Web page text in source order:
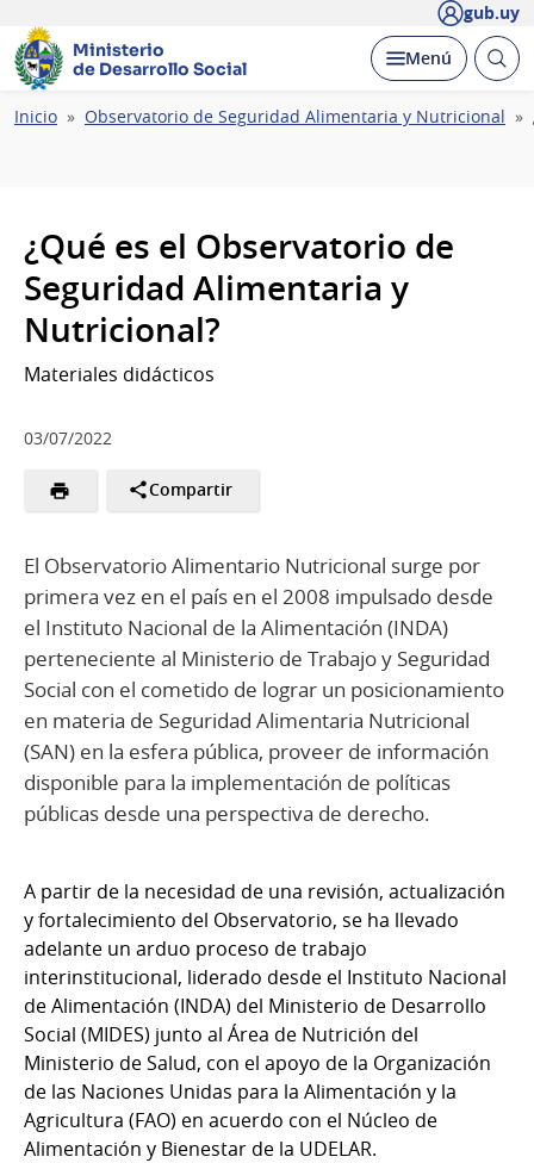
gub.uy
Ministerio
de Desarrollo Social
Desplegar
Menú Abrir
Ruta
Inicio Observatorio de Seguridad Alimentaria y Nutricional
¿Qué es el Observatorio de
Seguridad Alimentaria y
Nutricional?
Materiales didácticos
03/07/2022
Compartir
El Observatorio Alimentario Nutricional surge por
primera vez en el país en el 2008 impulsado desde
el Instituto Nacional de la Alimentación (INDA)
perteneciente al Ministerio de Trabajo y Seguridad
Social con el cometido de lograr un posicionamiento
en materia de Seguridad Alimentaria Nutricional
(SAN) en la esfera pública, proveer de información
disponible para la implementación de políticas
públicas desde una perspectiva de derecho.
A partir de la necesidad de una revisión, actualización
y fortalecimiento del Observatorio, se ha llevado
adelante un arduo proceso de trabajo
interinstitucional, liderado desde el Instituto Nacional
de Alimentación (INDA) del Ministerio de Desarrollo
Social (MIDES) junto al Área de Nutrición del
Ministerio de Salud, con el apoyo de la Organización
de las Naciones Unidas para la Alimentación y la
Agricultura (FAO) en acuerdo con el Núcleo de
Alimentación y Bienestar de la UDELAR.